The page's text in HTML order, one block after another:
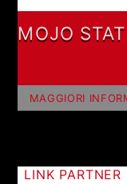
MOJO
MAGGIORI
LINK PARTNER